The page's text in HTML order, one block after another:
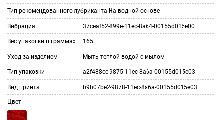
Тип рекомендованного лубриканта На водной основе
Вибрация 37ceaf52-899e-11ec-8a64-00155d015e00
Вес упаковки в граммах 165
Уход за изделием Мыть теплой водой с мылом
Тип упаковки a2f488cc-9875-11ec-8a6a-00155d015e03
Вид принта b9b07be2-9878-11ec-8a6a-00155d015e03
Цвет